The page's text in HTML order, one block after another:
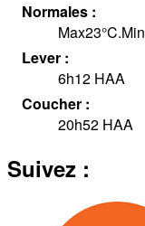
Normales :
Max23°C.Min
Lever :
6h12 HAA
Coucher :
20h52 HAA
Suivez :